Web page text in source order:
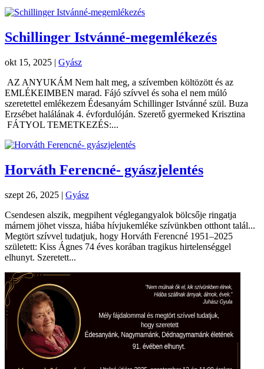
Schillinger Istvánné-megemlékezés
okt 15, 2025 | Gyász
AZ ANYUKÁM Nem halt meg, a szívemben költözött és az
EMLÉKEIMBEN marad. Fájó szívvel és soha el nem múló
szeretettel emlékezem Édesanyám Schillinger Istvánné szül. Buza
Erzsébet halálának 4. évfordulóján. Szerető gyermeked Krisztina
FÁTYOL TEMETKEZÉS:...
Horváth Ferencné- gyászjelentés
szept 26, 2025 | Gyász
Csendesen alszik, megpihent véglegangyalok bölcsője ringatja
márnem jöhet vissza, hiába hívjukemléke szívünkben otthont talál...
Megtört szívvel tudatjuk, hogy Horváth Ferencné 1951–2025
született: Kiss Ágnes 74 éves korában tragikus hirtelenséggel
elhunyt. Szeretett...